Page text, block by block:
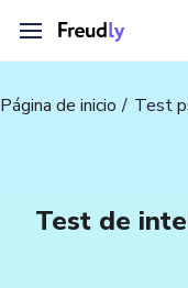
Página de inicio Test
Test de